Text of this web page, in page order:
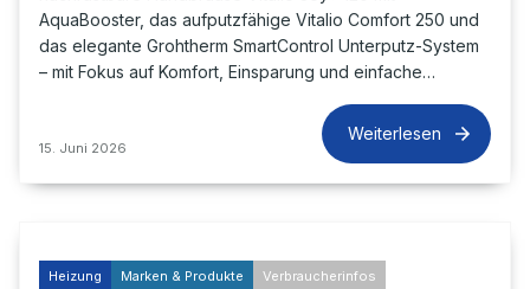
AquaBooster, das aufputzfähige Vitalio Comfort 250 und
das elegante Grohtherm SmartControl Unterputz-System
– mit Fokus auf Komfort, Einsparung und einfache…
15. Juni 2026
Weiterlesen
Heizung Marken & Produkte Verbraucherinfos